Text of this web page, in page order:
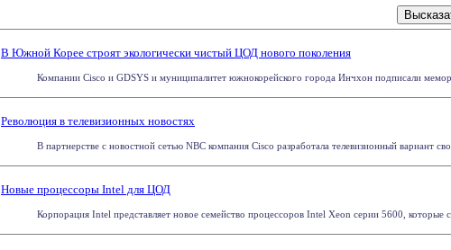
В Южной Корее строят экологически чистый ЦОД нового поколения
Компании Cisco и GDSYS и муниципалитет южнокорейского города Инчхон подписали
Революция в телевизионных новостях
В партнерстве с новостной сетью NBC компания Cisco разработала телевизионный вариант
Новые процессоры Intel для ЦОД
Корпорация Intel представляет новое семейство процессоров Intel Xeon серии 5600,